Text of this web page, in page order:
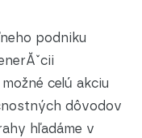
podniku
celú akciu
dôvodov
hľadáme v